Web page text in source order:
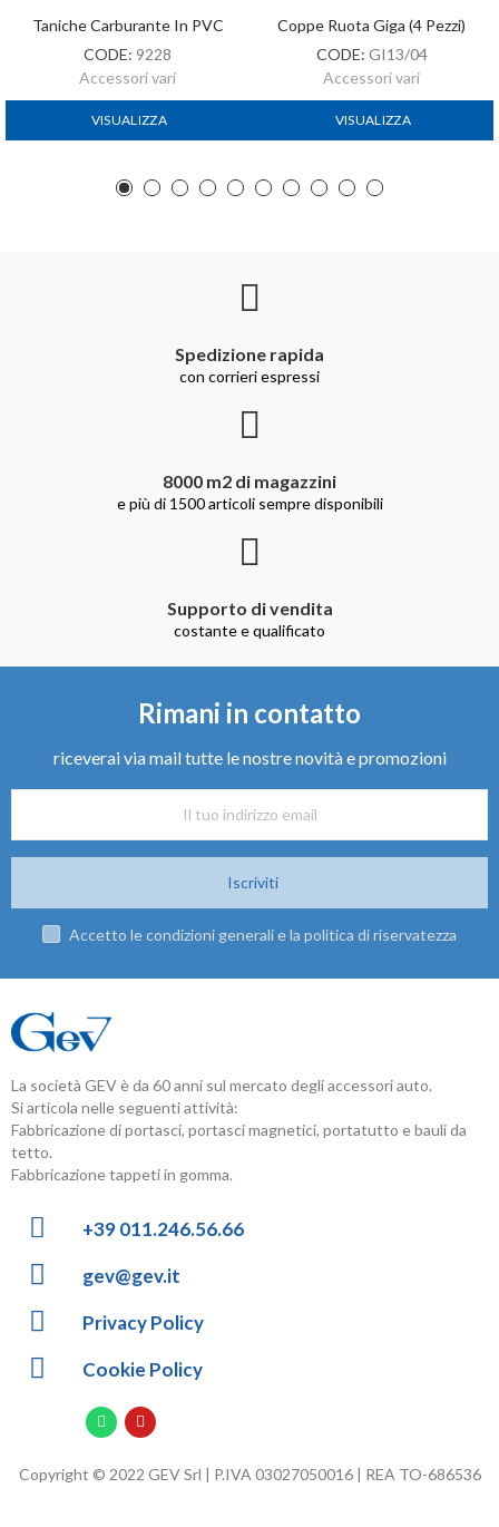
Taniche Carburante In PVC
CODE: 9228
Accessori vari
VISUALIZZA
Coppe Ruota Giga (4 Pezzi)
CODE: GI13/04
Accessori vari
VISUALIZZA
Spedizione rapida
con corrieri espressi
8000 m2 di magazzini
e più di 1500 articoli sempre disponibili
Supporto di vendita
costante e qualificato
Rimani in contatto
riceverai via mail tutte le nostre novità e promozioni
Iscriviti
Accetto le condizioni generali e la politica di riservatezza
La società GEV è da 60 anni sul mercato degli accessori auto.
Si articola nelle seguenti attività:
Fabbricazione di portasci, portasci magnetici, portatutto e bauli da
tetto.
Fabbricazione tappeti in gomma.
+39 011.246.56.66
gev@gev.it
Privacy Policy
Cookie Policy
Copyright © 2022 GEV Srl | P.IVA 03027050016 | REA TO-686536